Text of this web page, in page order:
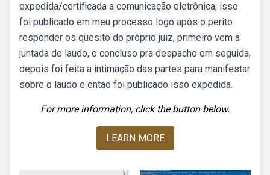
expedida/certificada a comunicação eletrônica, isso
foi publicado em meu processo logo após o perito
responder os quesito do próprio juiz, primeiro vem a
juntada de laudo, o concluso pra despacho em seguida,
depois foi feita a intimação das partes para manifestar
sobre o laudo e então foi publicado isso expedida.
For more information, click the button below.
LEARN MORE